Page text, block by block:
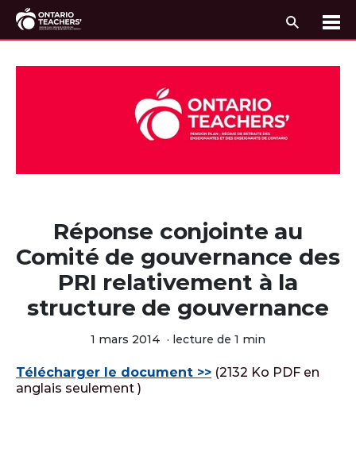
Réponse conjointe au
Comité de gouvernance des
PRI relativement à la
structure de gouvernance
1 mars 2014 · lecture de 1 min
Télécharger le document >> (2132 Ko PDF en
anglais seulement )